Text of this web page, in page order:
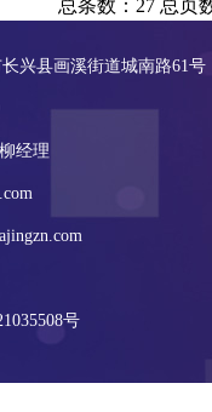
总条数：27 总页
兴县画溪街道城南路61号
经理
号